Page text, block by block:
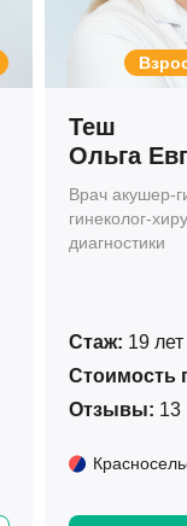
Теш
Ольга
Врач акушер-
гинеколог-
диагностики
Стаж: 19 лет
Стоимость
Отзывы: 13